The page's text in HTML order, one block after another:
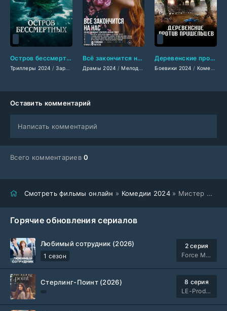
Остров бессмертных (2024)
Триллеры 2024 /Зарубежные фильмы 2024 /Фильмы лета 2024 года/Новинки
Всё закончится на нас (2024)
Драмы 2024 /Мелодрамы 2024 /Зарубежные
Деревенские против пришельцев (2024)
Боевики 2024 / Комедии 2024
Оставить комментарий
Написать комментарий
Всего комментариев0
Смотреть фильмы онлайн » Комедии 2024» Мистер Планктон (2024)
Горячие обновления сериалов
Любимый сотрудник (2026)
1 сезон
2 серия
Force Media
Стерлинг-Поинт (2026)
8 серия
LE-Production